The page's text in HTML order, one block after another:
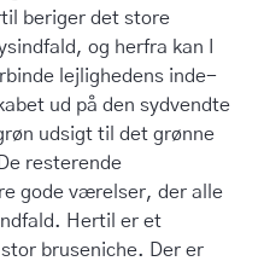
beriger det store
og herfra kan I
lejlighedens inde-
ud på den sydvendte
udsigt til det grønne
resterende
gode værelser, der alle
Hertil er et
bruseniche. Der er